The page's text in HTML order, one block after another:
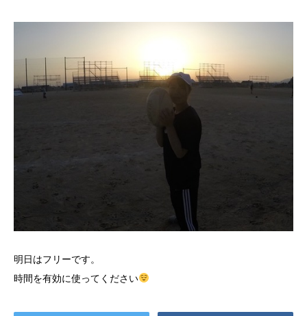
明日はフリーです。
時間を有効に使ってください